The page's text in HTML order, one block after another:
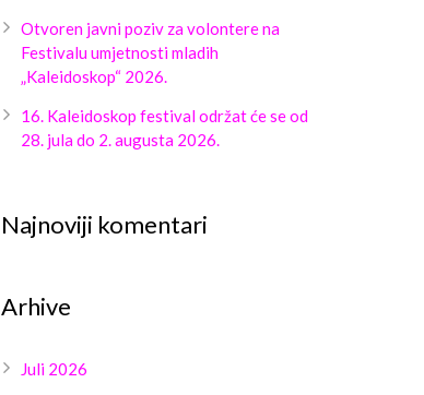
Otvoren javni poziv za volontere na
Festivalu umjetnosti mladih
„Kaleidoskop“ 2026.
16. Kaleidoskop festival održat će se od
28. jula do 2. augusta 2026.
Najnoviji komentari
Arhive
Juli 2026